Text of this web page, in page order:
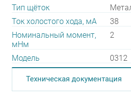
Тип щёток
Ток холостого хода, мА
38
Номинальный момент,
мНм
2
Модель 0312
Техническая документация